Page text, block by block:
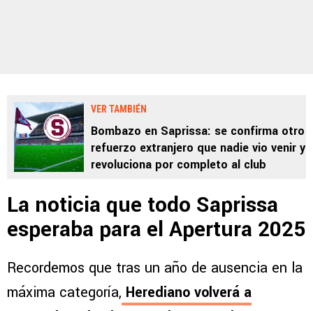
VER TAMBIÉN
Bombazo en Saprissa: se confirma otro
refuerzo extranjero que nadie vio venir y
revoluciona por completo al club
La noticia que todo Saprissa
esperaba para el Apertura 2025
Recordemos que tras un año de ausencia en la
máxima categoría, Herediano volverá a